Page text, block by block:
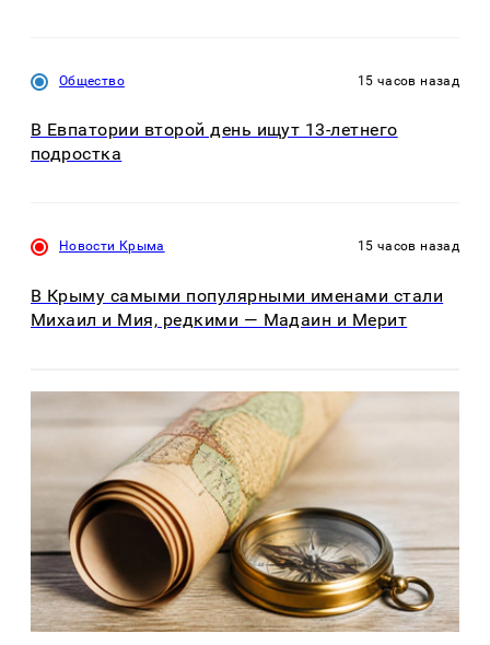
Общество 15 часов назад
В Евпатории второй день ищут 13-летнего
подростка
Новости Крыма 15 часов назад
В Крыму самыми популярными именами стали
Михаил и Мия, редкими — Мадаин и Мерит